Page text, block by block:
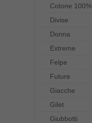
Cotone 100%
Divise
Donna
Extreme
Felpe
Future
Giacche
Gilet
Giubbotti